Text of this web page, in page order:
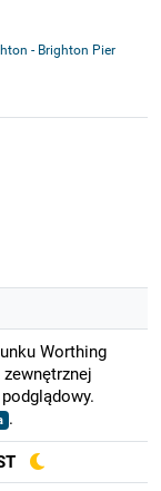
- Brighton Pier
Worthing
.